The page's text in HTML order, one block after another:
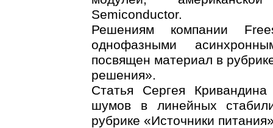
Semiconductor.
Решениям компании
однофазными
посвящен материал в
решения».
Статья Сергея
шумов в линейных
рубрике «Источники